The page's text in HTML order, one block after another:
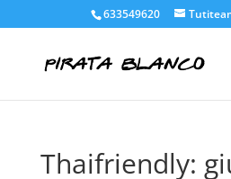
633549620
Thaifriendly: